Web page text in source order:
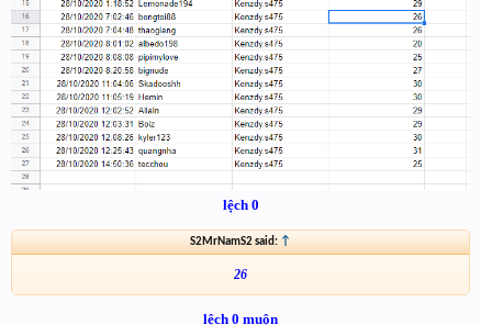
lệch 0
S2MrNamS2 said: ↑
26
lệch 0 muộn